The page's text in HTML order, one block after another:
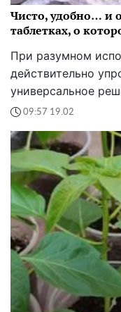
Чисто, удобно… и
таблетках, о
При разумном
действительно
универсальное
09:57 19.02